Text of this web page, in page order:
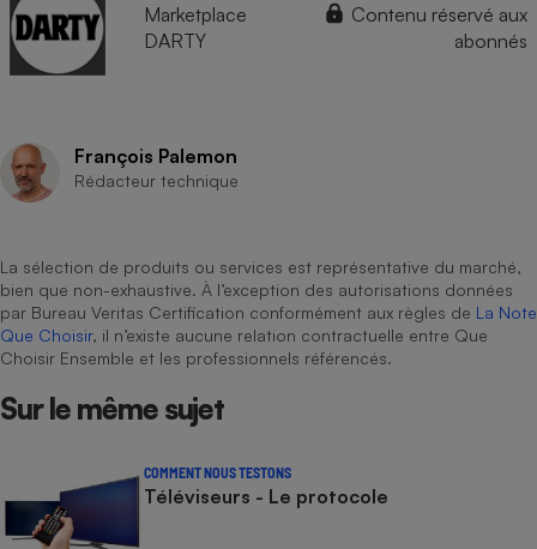
Marketplace
DARTY
Contenu réservé aux
abonnés
François Palemon
Rédacteur technique
La sélection de produits ou services est représentative du marché,
bien que non-exhaustive. À l’exception des autorisations données
par Bureau Veritas Certification conformément aux règles de La Note
Que Choisir, il n’existe aucune relation contractuelle entre Que
Choisir Ensemble et les professionnels référencés.
Sur le même sujet
COMMENT NOUS TESTONS
Téléviseurs - Le protocole